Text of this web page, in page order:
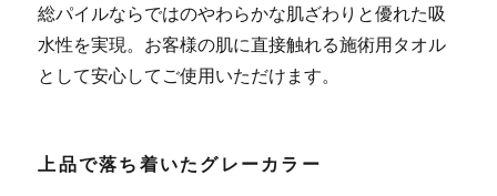
総パイルならではのやわらかな肌ざわりと優れた吸
水性を実現。お客様の肌に直接触れる施術用タオル
として安心してご使用いただけます。
上品で落ち着いたグレーカラー